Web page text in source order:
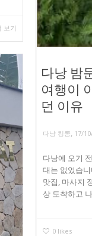
보기
다낭 밤
여행이
던 이유
다낭 킹콩, 17/
다낭에 오기
대는 없었습
맛집, 마사지
상 도착하고
0 likes